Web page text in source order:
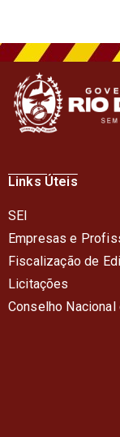
Links Úteis
SEI
Empresas e
Fiscalização de
Licitações
Conselho